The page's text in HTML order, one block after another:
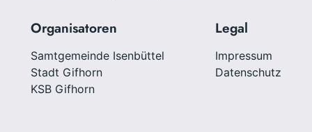
Organisatoren
Samtgemeinde Isenbüttel
Stadt Gifhorn
KSB Gifhorn
Legal
Impressum
Datenschutz